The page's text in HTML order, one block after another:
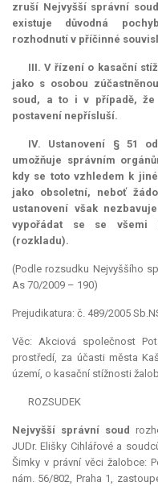
zruší Nejvyšší správní
existuje důvodná
rozhodnutí v příčinné
III. V řízení o kasační
jako s osobou
soud, a to i v případě, že
postavení nepřísluší.
IV. Ustanovení § 51
umožňuje správním
kdy se toto vzhledem k
jako obsoletní, neboť
ustanovení však
vypořádat se se všemi
(rozkladu).
(Podle rozsudku Nejvyššího
As 70/2009 – 190)
Prejudikatura: č. 489/2005
Věc: Akciová společnost
prostředí, za účasti města
území, o kasační stížnosti
ROZSUDEK
Nejvyšší správní soud
JUDr. Elišky Cihlářové a
Šimky v právní věci žalobce:
nám. 56/802, Praha 1,